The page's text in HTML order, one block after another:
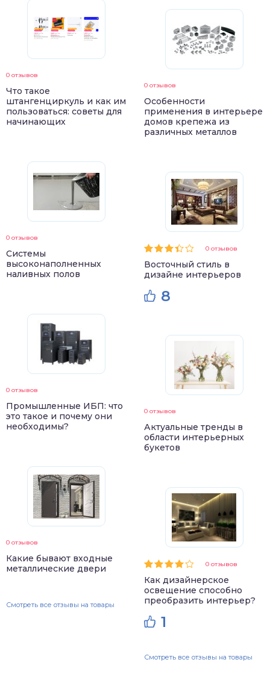
0 отзывов
Что такое
штангенциркуль и как им
пользоваться: советы для
начинающих
0 отзывов
Системы
высоконаполненных
наливных полов
0 отзывов
Промышленные ИБП: что
это такое и почему они
необходимы?
0 отзывов
Какие бывают входные
металлические двери
Смотреть все отзывы на товары
0 отзывов
Особенности
применения в интерьере
домов крепежа из
различных металлов
0 отзывов
Восточный стиль в
дизайне интерьеров
8
0 отзывов
Актуальные тренды в
области интерьерных
букетов
0 отзывов
Как дизайнерское
освещение способно
преобразить интерьер?
1
Смотреть все отзывы на товары